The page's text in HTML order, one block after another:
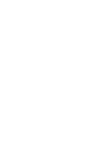
dei dati web,
combinarle